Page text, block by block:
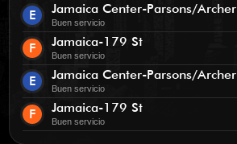
E Jamaica Center-Parsons/Archer
Buen servicio
F Jamaica-179 St
Buen servicio
E Jamaica Center-Parsons/Archer
Buen servicio
F Jamaica-179 St
Buen servicio